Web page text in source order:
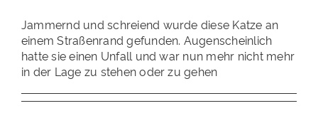
Jammernd und schreiend wurde diese Katze an
einem Straßenrand gefunden. Augenscheinlich
hatte sie einen Unfall und war nun mehr nicht mehr
in der Lage zu stehen oder zu gehen